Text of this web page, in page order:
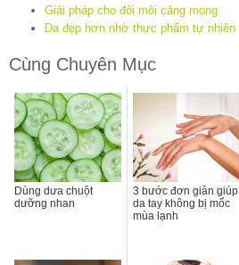
Giải pháp cho đôi môi căng mọng
Da đẹp hơn nhờ thực phẩm tự nhiên
Cùng Chuyên Mục
Dùng dưa chuột
dưỡng nhan
3 bước đơn giản giúp
da tay không bị mốc
mùa lạnh